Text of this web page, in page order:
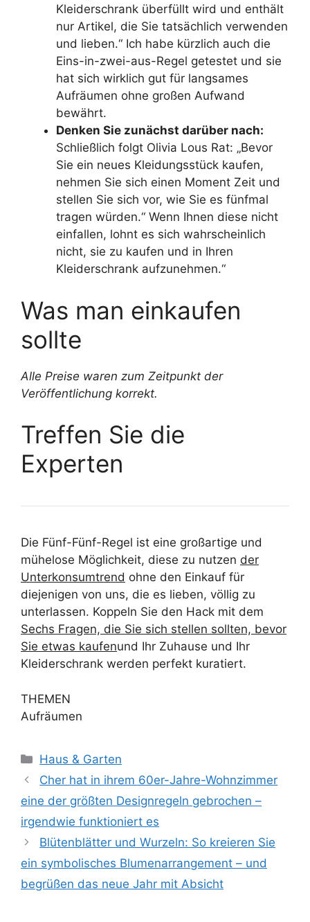
Kleiderschrank überfüllt wird und enthält
nur Artikel, die Sie tatsächlich verwenden
und lieben.“ Ich habe kürzlich auch die
Eins-in-zwei-aus-Regel getestet und sie
hat sich wirklich gut für langsames
Aufräumen ohne großen Aufwand
bewährt.
Denken Sie zunächst darüber nach:
Schließlich folgt Olivia Lous Rat: „Bevor
Sie ein neues Kleidungsstück kaufen,
nehmen Sie sich einen Moment Zeit und
stellen Sie sich vor, wie Sie es fünfmal
tragen würden.“ Wenn Ihnen diese nicht
einfallen, lohnt es sich wahrscheinlich
nicht, sie zu kaufen und in Ihren
Kleiderschrank aufzunehmen.“
Was man einkaufen
sollte
Alle Preise waren zum Zeitpunkt der
Veröffentlichung korrekt.
Treffen Sie die
Experten
Die Fünf-Fünf-Regel ist eine großartige und
mühelose Möglichkeit, diese zu nutzen der
Unterkonsumtrend ohne den Einkauf für
diejenigen von uns, die es lieben, völlig zu
unterlassen. Koppeln Sie den Hack mit dem
Sechs Fragen, die Sie sich stellen sollten, bevor
Sie etwas kaufenund Ihr Zuhause und Ihr
Kleiderschrank werden perfekt kuratiert.
THEMEN
Aufräumen
Kategorien
Haus & Garten
Cher hat in ihrem 60er-Jahre-Wohnzimmer
eine der größten Designregeln gebrochen –
irgendwie funktioniert es
Blütenblätter und Wurzeln: So kreieren Sie
ein symbolisches Blumenarrangement – ​​und
begrüßen das neue Jahr mit Absicht